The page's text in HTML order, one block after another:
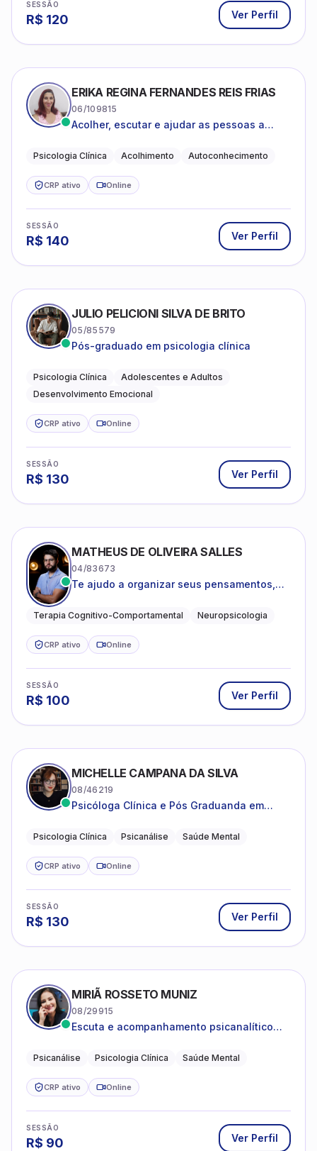
SESSÃO
R$ 120 Ver Perfil
ERIKA REGINA FERNANDES REIS FRIAS
06/109815
Acolher, escutar e ajudar as pessoas a
Psicologia Clínica Acolhimento Autoconhecimento
CRP ativo Online
SESSÃO
R$ 140 Ver Perfil
JULIO PELICIONI SILVA DE BRITO
05/85579
Pós-graduado em psicologia clínica
Psicologia Clínica
Adolescentes e Adultos
Desenvolvimento Emocional
CRP ativo Online
SESSÃO
R$ 130 Ver Perfil
MATHEUS DE OLIVEIRA SALLES
04/83673
Te ajudo a organizar seus pensamentos,
clareza e sentido, com uma terapia
Terapia Cognitivo-Comportamental Neuropsicologia
CRP ativo Online
SESSÃO
R$ 100 Ver Perfil
MICHELLE CAMPANA DA SILVA
08/46219
Psicóloga Clínica e Pós Graduanda em
Psicologia Clínica Psicanálise Saúde Mental
CRP ativo Online
SESSÃO
R$ 130 Ver Perfil
MIRIÃ ROSSETO MUNIZ
08/29915
Escuta e acompanhamento psicanalítico
Psicanálise Psicologia Clínica Saúde Mental
CRP ativo Online
SESSÃO
R$ 90 Ver Perfil